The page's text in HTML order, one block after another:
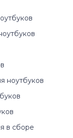
ноутбуков
в сборе